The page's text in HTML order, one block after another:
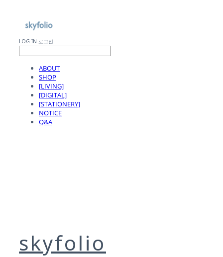
LOG IN 로그인
ABOUT
SHOP
[LIVING]
[DIGITAL]
[STATIONERY]
NOTICE
Q&A
skyfolio